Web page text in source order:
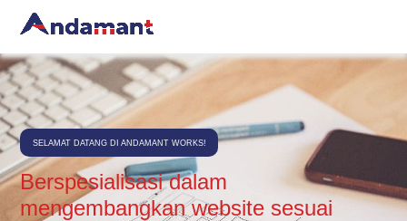
SELAMAT DATANG DI ANDAMANT WORKS!
Berspesialisasi dalam
mengembangkan website sesuai